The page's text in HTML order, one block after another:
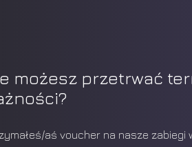
możesz przetrwać
aś voucher na nasze zabiegi